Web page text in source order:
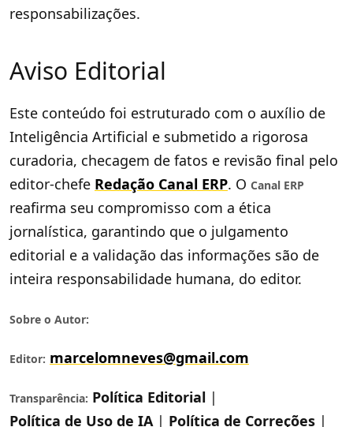
responsabilizações.
Aviso Editorial
Este conteúdo foi estruturado com o auxílio de
Inteligência Artificial e submetido a rigorosa
curadoria, checagem de fatos e revisão final pelo
editor-chefe Redação Canal ERP. O Canal ERP
reafirma seu compromisso com a ética
jornalística, garantindo que o julgamento
editorial e a validação das informações são de
inteira responsabilidade humana, do editor.
Sobre o Autor:
Editor: marcelomneves@gmail.com
Transparência: Política Editorial |
Política de Uso de IA| Política de Correções |